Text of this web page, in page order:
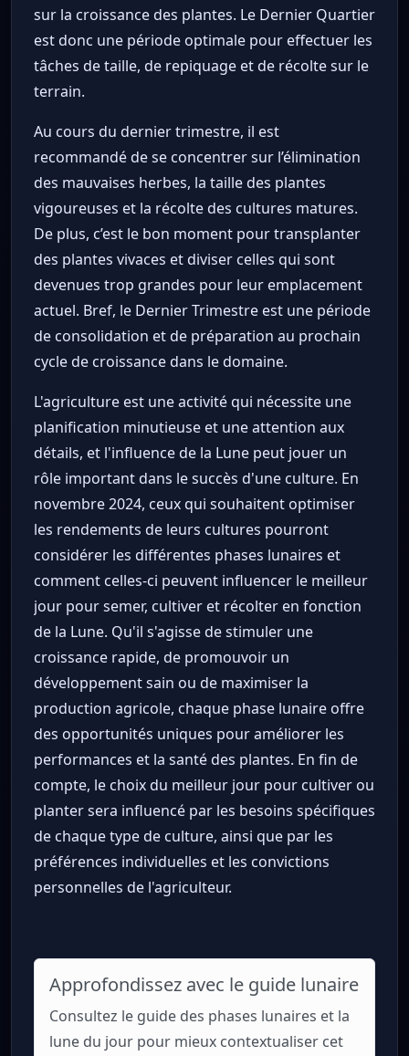
sur la croissance des plantes. Le Dernier Quartier
est donc une période optimale pour effectuer les
tâches de taille, de repiquage et de récolte sur le
terrain.
Au cours du dernier trimestre, il est
recommandé de se concentrer sur l’élimination
des mauvaises herbes, la taille des plantes
vigoureuses et la récolte des cultures matures.
De plus, c’est le bon moment pour transplanter
des plantes vivaces et diviser celles qui sont
devenues trop grandes pour leur emplacement
actuel. Bref, le Dernier Trimestre est une période
de consolidation et de préparation au prochain
cycle de croissance dans le domaine.
L'agriculture est une activité qui nécessite une
planification minutieuse et une attention aux
détails, et l'influence de la Lune peut jouer un
rôle important dans le succès d'une culture. En
novembre 2024, ceux qui souhaitent optimiser
les rendements de leurs cultures pourront
considérer les différentes phases lunaires et
comment celles-ci peuvent influencer le meilleur
jour pour semer, cultiver et récolter en fonction
de la Lune. Qu'il s'agisse de stimuler une
croissance rapide, de promouvoir un
développement sain ou de maximiser la
production agricole, chaque phase lunaire offre
des opportunités uniques pour améliorer les
performances et la santé des plantes. En fin de
compte, le choix du meilleur jour pour cultiver ou
planter sera influencé par les besoins spécifiques
de chaque type de culture, ainsi que par les
préférences individuelles et les convictions
personnelles de l'agriculteur.
Approfondissez avec le guide lunaire
Consultez le guide des phases lunaires et la
lune du jour pour mieux contextualiser cet